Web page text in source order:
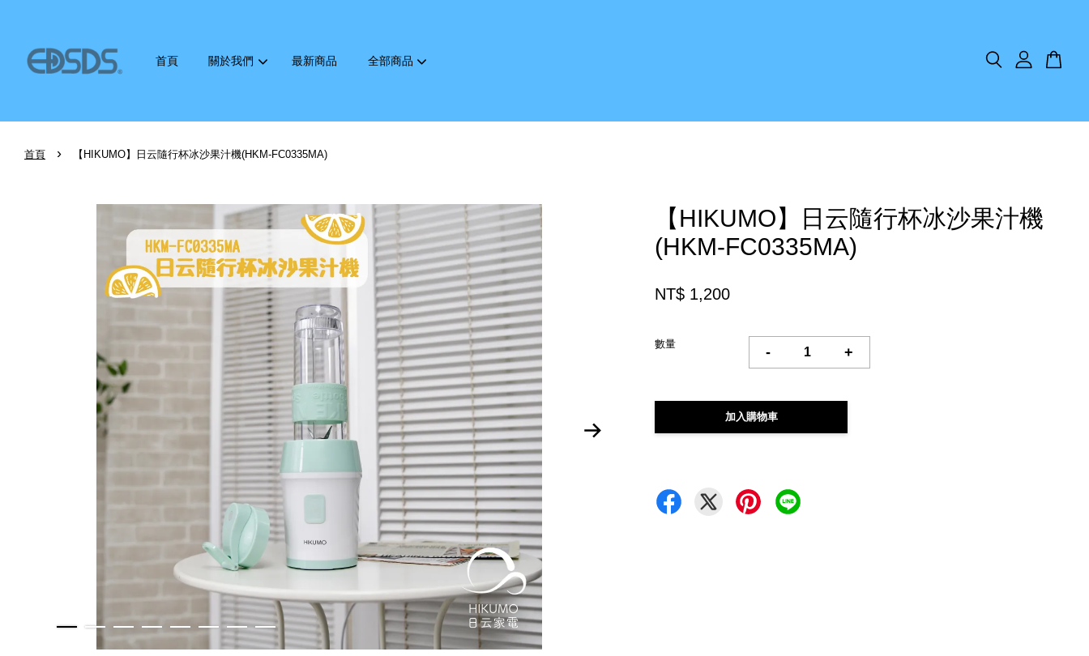
首頁 關於我們 最新商品 全部商品
首頁 › 【HIKUMO】日云隨行杯冰沙果汁機(HKM-FC0335MA)
【HIKUMO】日云隨行杯冰沙果汁機
(HKM-FC0335MA)
NT$ 1,200
數量
- +
加入購物車